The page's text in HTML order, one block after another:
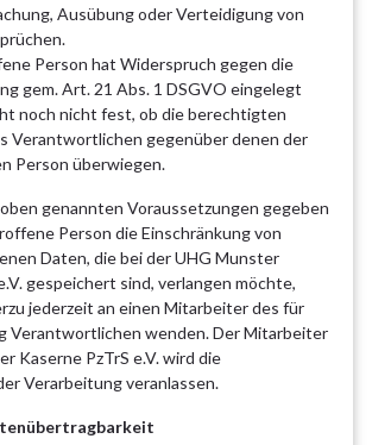
Ausübung oder Verteidigung von
Person hat Widerspruch gegen die
gem. Art. 21 Abs. 1 DSGVO eingelegt
noch nicht fest, ob die berechtigten
Verantwortlichen gegenüber denen der
Person überwiegen.
genannten Voraussetzungen gegeben
Person die Einschränkung von
Daten, die bei der UHG Munster
gespeichert sind, verlangen möchte,
jederzeit an einen Mitarbeiter des für
Verantwortlichen wenden. Der Mitarbeiter
Kaserne PzTrS e.V. wird die
Verarbeitung veranlassen.